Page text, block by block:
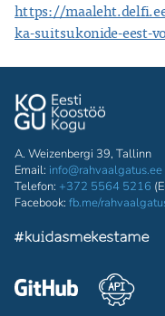
https://
ka-suitsukonide-eest-
A. Weizenbergi 39, Tallinn
Email: info@rahvaalgatus.ee
Telefon: +372 5564 5216
Facebook: fb.me/